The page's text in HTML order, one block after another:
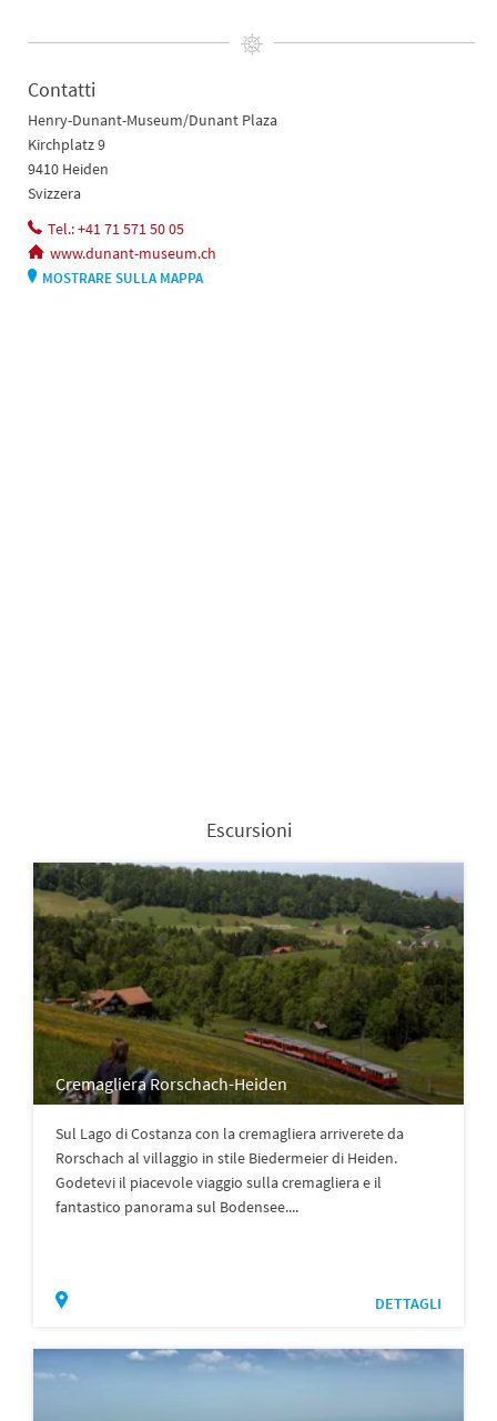
Contatti
Henry-Dunant-Museum/Dunant Plaza
Kirchplatz 9
9410 Heiden
Svizzera
Tel.: +41 71 571 50 05
www.dunant-museum.ch
MOSTRARE SULLA MAPPA
Escursioni
Cremagliera Rorschach-Heiden
Sul Lago di Costanza con la cremagliera arriverete da
Rorschach al villaggio in stile Biedermeier di Heiden.
Godetevi il piacevole viaggio sulla cremagliera e il
fantastico panorama sul Bodensee....
DETTAGLI